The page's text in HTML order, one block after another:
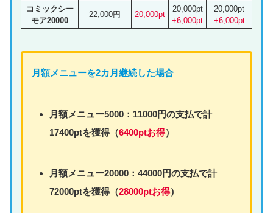
コミックシー
モア20000
22,000円 20,000pt
20,000pt
+6,000pt
20,000pt
+6,000pt
月額メニューを2カ月継続した場合
月額メニュー5000：11000円の支払で計
17400ptを獲得（6400ptお得）
月額メニュー20000：44000円の支払で計
72000ptを獲得（28000ptお得）